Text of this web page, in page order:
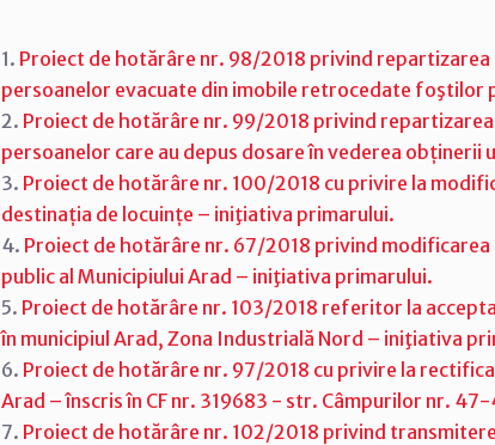
1. Proiect de hotărâre nr. 98/2018 privind
persoanelor evacuate din imobile retrocedate
2. Proiect de hotărâre nr. 99/2018 privind
persoanelor care au depus dosare în vederea
3. Proiect de hotărâre nr. 100/2018 cu privire la
destinația de locuințe – iniţiativa primarului.
4. Proiect de hotărâre nr. 67/2018 privind modificarea
public al Municipiului Arad – iniţiativa primarului.
5. Proiect de hotărâre nr. 103/2018 referitor la
în municipiul Arad, Zona Industrială Nord – iniţiativa
6. Proiect de hotărâre nr. 97/2018 cu privire la
Arad – înscris în CF nr. 319683 - str. Câmpurilor nr.
7. Proiect de hotărâre nr. 102/2018 privind